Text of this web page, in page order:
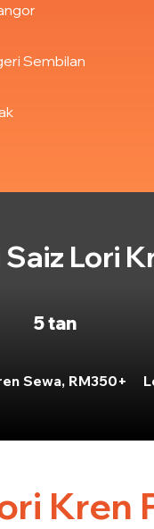
Sembilan
Lori
5 tan
Sewa, RM350+
Kren